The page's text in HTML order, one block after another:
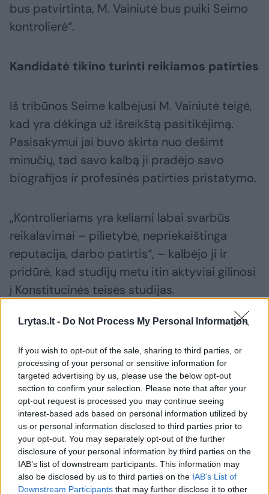
Lrytas.lt - Do Not Process My Personal Information
If you wish to opt-out of the sale, sharing to third parties, or
processing of your personal or sensitive information for
targeted advertising by us, please use the below opt-out
section to confirm your selection. Please note that after your
opt-out request is processed you may continue seeing
interest-based ads based on personal information utilized by
us or personal information disclosed to third parties prior to
your opt-out. You may separately opt-out of the further
disclosure of your personal information by third parties on the
IAB’s list of downstream participants. This information may
also be disclosed by us to third parties on the IAB’s List of
Downstream Participants that may further disclose it to other
bus patvirtinta, M. Vainiutė bus puiki Seimo
kontrolierė“.
Kandidatė tikino turinti reikiamos patirties
Iš tribūnos Seime kalbėjusi M. Vainiutė teigė,
kad yra dėkinga už išreikštą pasitikėjimą.
Pasisakymui jai buvo skirta nuo dešimt
minučių, tad savo kalbą ji pradėjo savo
biografijos ir profesinės patirties pristatymo.
„Kontrolieriams yra keliami labai svarbūs
reikalavimai – pilietybė, nepriekaištinga
reputacija, darbo patirtis“, – kalbėjo ji ir
pridūrė, kad studijų metu itin aktyviai gilinosi
į Konstitucinės teisės studijas.
Savo kalboje M. Vainiutė apžvelgė ir savo
mokslinę veiklą bei prabrėžė, kad jei gautų
progą eiti šias pareigas, ji jas eitų atsakingai.
Pirmasis klausimą uždavė M.Majauskas ir jis
teiravosi, kodėl ji mano, kad tinka dirbti šį
darbą, kai ankstesnė jos veikla sulaukė tiek
priekaištų. „Einant tokias atsakingas pareigas,
kaip ministro iškilo daug sunkumų ir trikdžių,